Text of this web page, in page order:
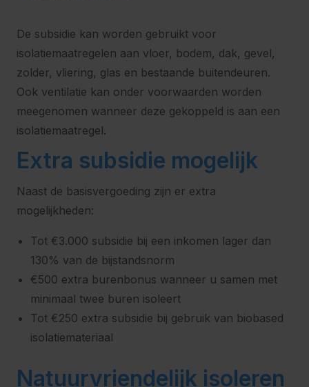
De subsidie kan worden gebruikt voor
isolatiemaatregelen aan vloer, bodem, dak, gevel,
zolder, vliering, glas en bestaande buitendeuren.
Ook ventilatie kan onder voorwaarden worden
meegenomen wanneer deze gekoppeld is aan een
isolatiemaatregel.
Extra subsidie mogelijk
Naast de basisvergoeding zijn er extra
mogelijkheden:
Tot €3.000 subsidie bij een inkomen lager dan
130% van de bijstandsnorm
€500 extra burenbonus wanneer u samen met
minimaal twee buren isoleert
Tot €250 extra subsidie bij gebruik van biobased
isolatiemateriaal
Natuurvriendelijk isoleren